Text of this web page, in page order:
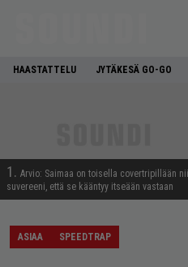
HAASTATTELU JYTÄKESÄ GO-GO
1. Arvio: Saimaa on toisella covertripillään
suvereeni, että se kääntyy itseään vastaan
ASIAA SPEEDTRAP